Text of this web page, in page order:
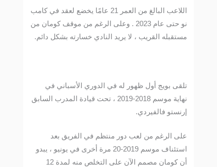
اللاعب البالغ من العمر 21 عامًا يخضع لعقد في كامب
نو حتى عام 2023 . وعلى الرغم من موقف كومان من
مستقبله القريب ، لا يريد النادي خسارته بشكل دائم.
تلقى بويج أول ظهور له في الدوري الأسباني في
نهاية موسم 2018-2019 ، تحت قيادة المدرب السابق
إرنستو فالفيردي.
على الرغم من لعب دور منتظم في الفريق بعد
استئناف موسم 2019-20 مرة أخرى في يونيو ، يبدو
أن كومان مصمم الآن على التخلص منه لمدة 12